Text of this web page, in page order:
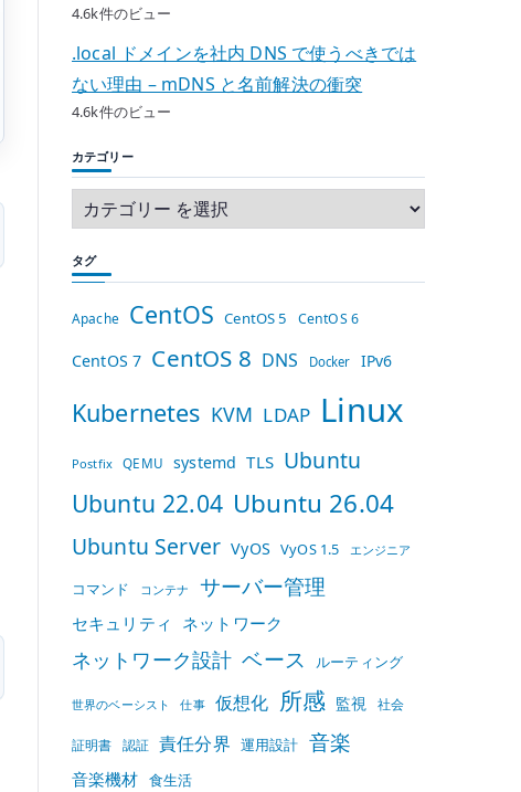
4.6k件のビュー
.local ドメインを社内 DNS で使うべきでは
ない理由 – mDNS と名前解決の衝突
4.6k件のビュー
カテゴリー
タグ
Apache CentOS CentOS 5 CentOS 6
CentOS 7 CentOS 8 DNS Docker IPv6
Kubernetes KVM LDAP Linux
Postfix QEMU systemd TLS Ubuntu
Ubuntu 22.04 Ubuntu 26.04
Ubuntu Server VyOS VyOS 1.5 エンジニア
コマンド コンテナ サーバー管理
セキュリティ ネットワーク
ネットワーク設計 ベース ルーティング
世界のベーシスト 仕事 仮想化 所感 監視 社会
証明書 認証 責任分界 運用設計 音楽
音楽機材 食生活